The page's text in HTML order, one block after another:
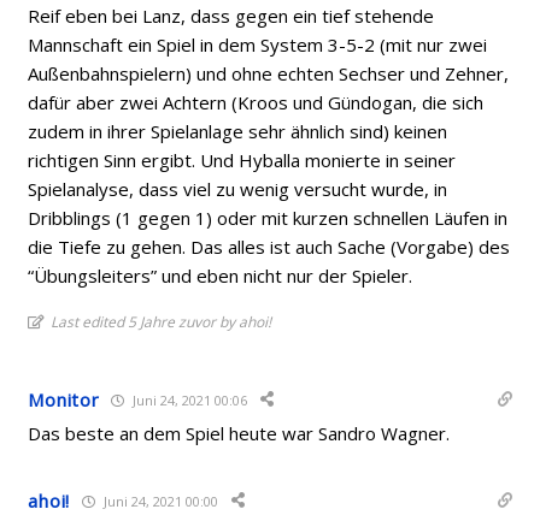
Reif eben bei Lanz, dass gegen ein tief stehende
Mannschaft ein Spiel in dem System 3-5-2 (mit nur zwei
Außenbahnspielern) und ohne echten Sechser und Zehner,
dafür aber zwei Achtern (Kroos und Gündogan, die sich
zudem in ihrer Spielanlage sehr ähnlich sind) keinen
richtigen Sinn ergibt. Und Hyballa monierte in seiner
Spielanalyse, dass viel zu wenig versucht wurde, in
Dribblings (1 gegen 1) oder mit kurzen schnellen Läufen in
die Tiefe zu gehen. Das alles ist auch Sache (Vorgabe) des
“Übungsleiters” und eben nicht nur der Spieler.
Last edited 5 Jahre zuvor by ahoi!
Monitor Juni 24, 2021 00:06
Das beste an dem Spiel heute war Sandro Wagner.
ahoi! Juni 24, 2021 00:00